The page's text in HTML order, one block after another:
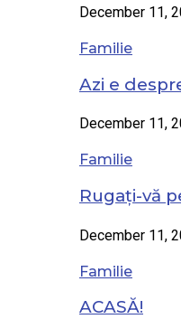
December 11,
Familie
Azi e
December 11,
Familie
Rugați-vă
December 11,
Familie
ACASĂ!